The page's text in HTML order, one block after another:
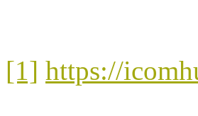
[1] https://